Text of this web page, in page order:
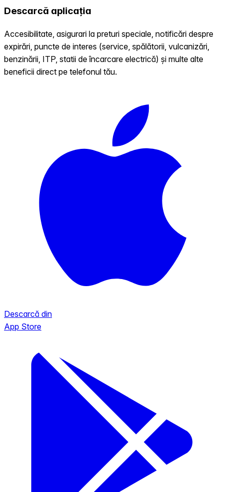
Descarcă aplicația
Accesibilitate, asigurari la preturi speciale, notificări despre
expirări, puncte de interes (service, spălătorii, vulcanizări,
benzinării, ITP, statii de încarcare electrică) și multe alte
beneficii direct pe telefonul tău.
Descarcă din
App Store